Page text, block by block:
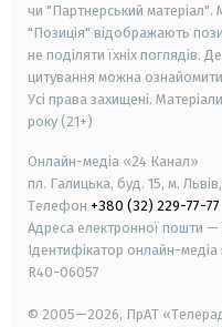
чи "Партнерський матеріал".
"Позиція" відображають
не поділяти їхніх поглядів.
цитування можна
Усі права захищені.
року (21+)
Онлайн-медіа «24 Канал»
пл. Галицька, буд. 15, м.
Телефон +380 (32) 229-77-77
Адреса електронної пошти —
Ідентифікатор онлайн-медіа
R40-06057
© 2005—2026, ПрАТ